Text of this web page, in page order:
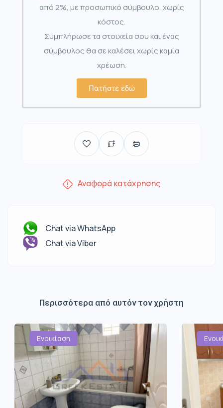
από 2%, με προσωπικό σύμβουλο, χωρίς
κόστος.
Συμπλήρωσε τα στοιχεία σου και ένας
σύμβουλος θα σε καλέσει χωρίς καμία
χρέωση.
Πατήστε εδώ
Αναφορά κατάχρησης
Chat via WhatsApp
Chat via Viber
Περισσότερα από αυτόν τον χρήστη
Ενοικίαση